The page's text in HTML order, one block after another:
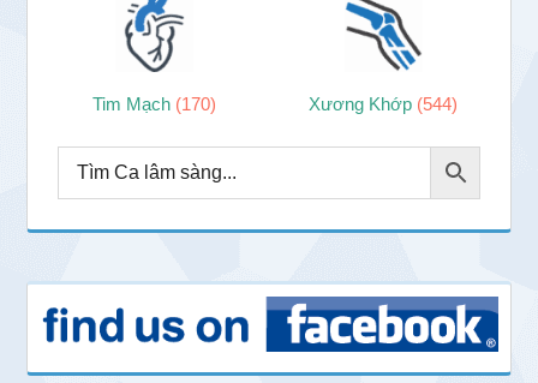
Tim Mạch (170) Xương Khớp (544)